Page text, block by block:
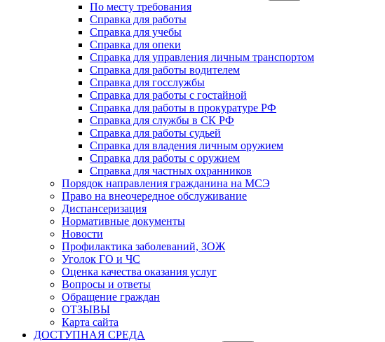
По месту требования
Справка для работы
Справка для учебы
Справка для опеки
Справка для управления личным транспортом
Справка для работы водителем
Справка для госслужбы
Справка для работы с гостайной
Справка для работы в прокуратуре РФ
Справка для службы в СК РФ
Справка для работы судьей
Справка для владения личным оружием
Справка для работы с оружием
Справка для частных охранников
Порядок направления гражданина на МСЭ
Право на внеочередное обслуживание
Диспансеризация
Нормативные документы
Новости
Профилактика заболеваний, ЗОЖ
Уголок ГО и ЧС
Оценка качества оказания услуг
Вопросы и ответы
Обращение граждан
ОТЗЫВЫ
Карта сайта
ДОСТУПНАЯ СРЕДА